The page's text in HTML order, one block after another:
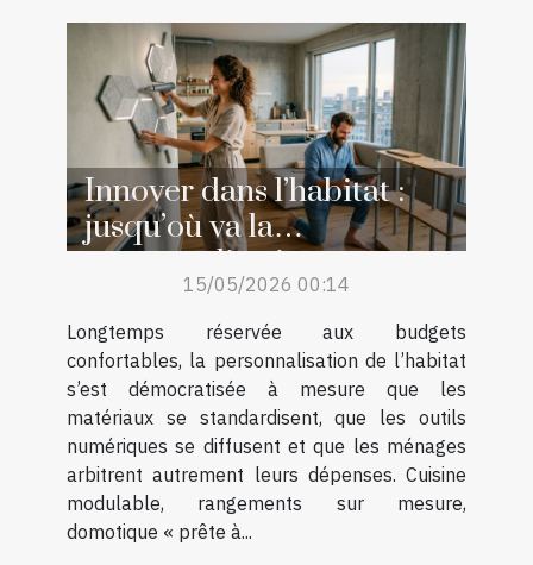
Innover dans l’habitat :
jusqu’où va la
personnalisation
accessible15/05/2026 00:14
Longtemps réservée aux budgets
confortables, la personnalisation de l’habitat
s’est démocratisée à mesure que les
matériaux se standardisent, que les outils
numériques se diffusent et que les ménages
arbitrent autrement leurs dépenses. Cuisine
modulable, rangements sur mesure,
domotique « prête à...